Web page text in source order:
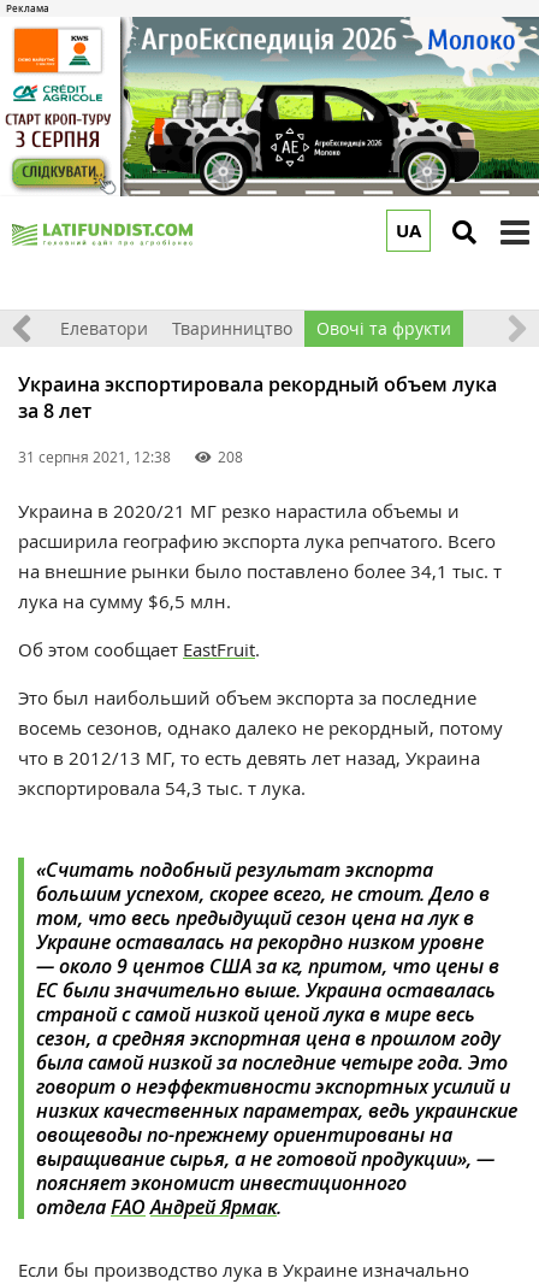
UA
Елеватори Тваринництво Овочі та фрукти
Украина экспортировала рекордный объем лука
за 8 лет
31 серпня 2021, 12:38 208
Украина в 2020/21 МГ резко нарастила объемы и
расширила географию экспорта лука репчатого. Всего
на внешние рынки было поставлено более 34,1 тыс. т
лука на сумму $6,5 млн.
Об этом сообщает EastFruit.
Это был наибольший объем экспорта за последние
восемь сезонов, однако далеко не рекордный, потому
что в 2012/13 МГ, то есть девять лет назад, Украина
экспортировала 54,3 тыс. т лука.
«Считать подобный результат экспорта
большим успехом, скорее всего, не стоит. Дело в
том, что весь предыдущий сезон цена на лук в
Украине оставалась на рекордно низком уровне
—около 9 центов США за кг, притом, что цены в
ЕС были значительно выше. Украина оставалась
страной с самой низкой ценой лука в мире весь
сезон, а средняя экспортная цена в прошлом году
была самой низкой за последние четыре года. Это
говорит о неэффективности экспортных усилий и
низких качественных параметрах, ведь украинские
овощеводы по-прежнему ориентированы на
выращивание сырья, а не готовой продукции», —
поясняетэкономист инвестиционного
отделаFAO Андрей Ярмак.
Если бы производство лука в Украине изначально